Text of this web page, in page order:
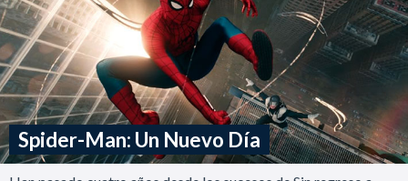
Spider-Man: Un Nuevo Día